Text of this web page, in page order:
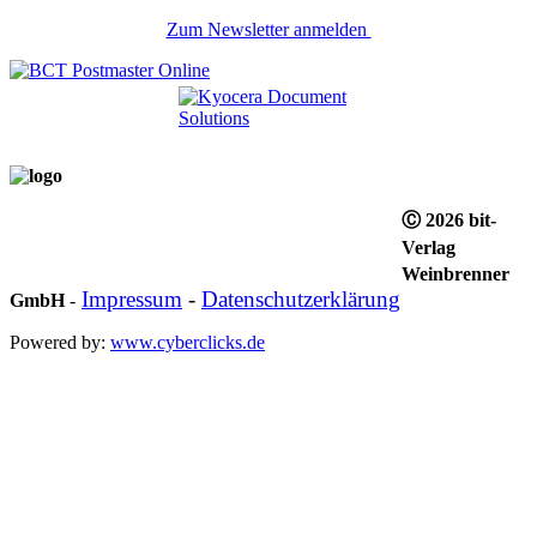
Zum Newsletter anmelden
Ⓒ 2026 bit-
Verlag
Weinbrenner
GmbH- Impressum - Datenschutzerklärung
Powered by: www.cyberclicks.de